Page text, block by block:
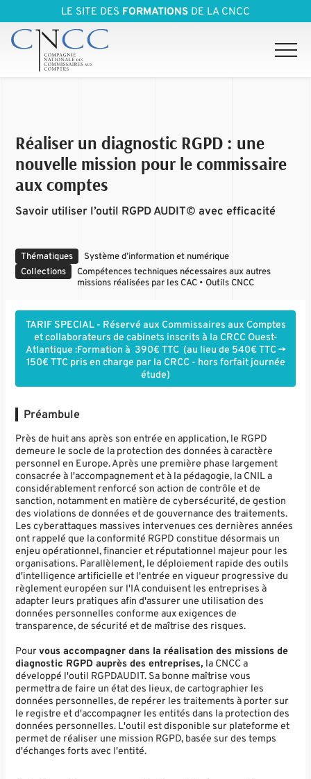
LE SITE DES FORMATIONS DE LA CNCC
Réaliser un diagnostic RGPD : une
nouvelle mission pour le commissaire
aux comptes
Savoir utiliser l’outil RGPD AUDIT© avec efficacité
Thématiques
Système d’information et numérique
Collections
Compétences techniques nécessaires aux autres
missions réalisées par les CAC • Outils CNCC
TARIF SPECIAL - Réservé aux Commissaires aux Comptes
et collaborateurs de cabinets inscrits à la CRCC Ouest-
Atlantique :Formation à 390€ TTC (au lieu de 540€ TTC ->
150€ TTC pris en charge par la CRCC - hors forfait journée
étude)
Préambule
Près de huit ans après son entrée en application, le RGPD
demeure le socle de la protection des données à caractère
personnel en Europe. Après une première phase largement
consacrée à l'accompagnement et à la pédagogie, la CNIL a
considérablement renforcé son action de contrôle et de
sanction, notamment en matière de cybersécurité, de gestion
des violations de données et de gouvernance des traitements.
Les cyberattaques massives intervenues ces dernières années
ont rappelé que la conformité RGPD constitue désormais un
enjeu opérationnel, financier et réputationnel majeur pour les
organisations. Parallèlement, le déploiement rapide des outils
d'intelligence artificielle et l'entrée en vigueur progressive du
règlement européen sur l'IA conduisent les entreprises à
adapter leurs pratiques afin d'assurer une utilisation des
données personnelles conforme aux exigences de
transparence, de sécurité et de maîtrise des risques.
Pourvous accompagner dans la réalisation des missions de
diagnostic RGPD auprès des entreprises, la CNCC a
développé l'outil RGPDAUDIT. Sa bonne maîtrise vous
permettra de faire un état des lieux, de cartographier les
données personnelles, de repérer les traitements à porter sur
le registre et d'accompagner les entités dans la protection des
données personnelles. L'outil est disponible sur plateforme et
permet de réaliser une mission RGPD, basée sur des temps
d'échanges forts avec l'entité.